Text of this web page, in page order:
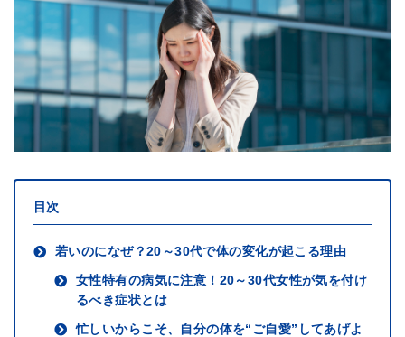
目次
若いのになぜ？20～30代で体の変化が起こる理由
女性特有の病気に注意！20～30代女性が気を付け
るべき症状とは
忙しいからこそ、自分の体を“ご自愛”してあげよ